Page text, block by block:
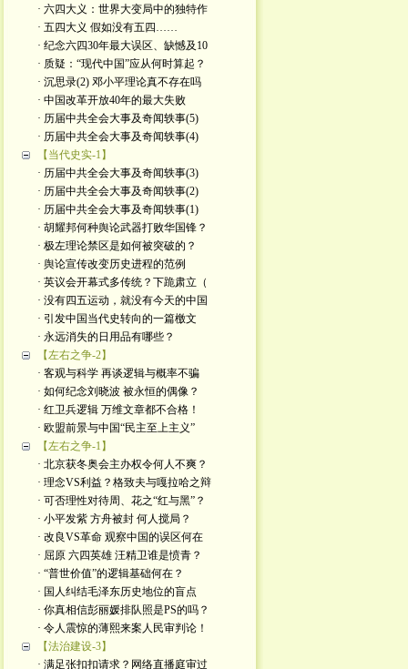
· 六四大义：世界大变局中的独特作
· 五四大义 假如没有五四……
· 纪念六四30年最大误区、缺憾及10
· 质疑：“现代中国”应从何时算起？
· 沉思录(2) 邓小平理论真不存在吗
· 中国改革开放40年的最大失败
· 历届中共全会大事及奇闻轶事(5)
· 历届中共全会大事及奇闻轶事(4)
【当代史实-1】
· 历届中共全会大事及奇闻轶事(3)
· 历届中共全会大事及奇闻轶事(2)
· 历届中共全会大事及奇闻轶事(1)
· 胡耀邦何种舆论武器打败华国锋？
· 极左理论禁区是如何被突破的？
· 舆论宣传改变历史进程的范例
· 英议会开幕式多传统？下跪肃立（
· 没有四五运动，就没有今天的中国
· 引发中国当代史转向的一篇檄文
· 永远消失的日用品有哪些？
【左右之争-2】
· 客观与科学 再谈逻辑与概率不骗
· 如何纪念刘晓波 被永恒的偶像？
· 红卫兵逻辑 万维文章都不合格！
· 欧盟前景与中国“民主至上主义”
【左右之争-1】
· 北京获冬奥会主办权令何人不爽？
· 理念VS利益？格致夫与嘎拉哈之辩
· 可否理性对待周、花之“红与黑”？
· 小平发紫 方舟被封 何人搅局？
· 改良VS革命 观察中国的误区何在
· 屈原 六四英雄 汪精卫谁是愤青？
· “普世价值”的逻辑基础何在？
· 国人纠结毛泽东历史地位的盲点
· 你真相信彭丽媛排队照是PS的吗？
· 令人震惊的薄熙来案人民审判论！
【法治建设-3】
· 满足张扣扣请求？网络直播庭审过